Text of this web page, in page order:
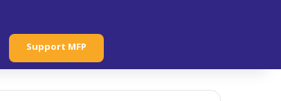
Support MFP